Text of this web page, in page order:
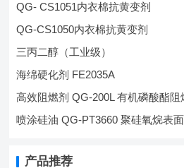
QG- CS1051内衣棉抗黄变剂
QG-CS1050内衣棉抗黄变剂
三丙二醇（工业级）
海绵硬化剂 FE2035A
高效阻燃剂 QG-200L 有机磷酸酯阻
喷涂硅油 QG-PT3660 聚硅氧烷表
产品推荐